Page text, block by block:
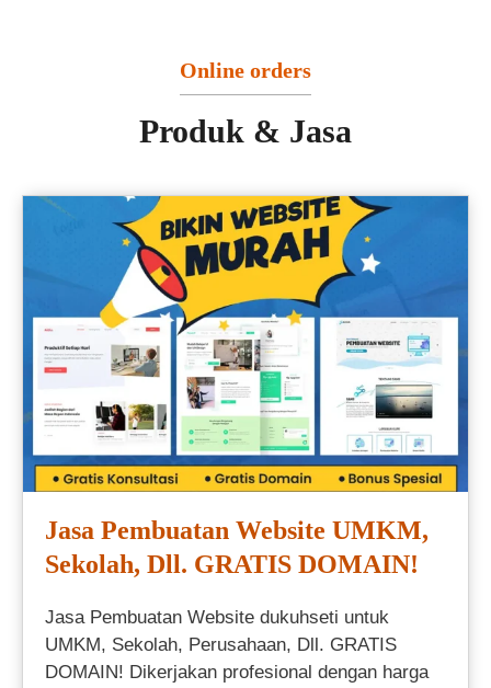
Online orders
Produk & Jasa
Jasa Pembuatan Website UMKM,
Sekolah, Dll. GRATIS DOMAIN!
Jasa Pembuatan Website dukuhseti untuk
UMKM, Sekolah, Perusahaan, Dll. GRATIS
DOMAIN! Dikerjakan profesional dengan harga